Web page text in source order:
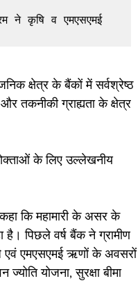
ने कृषि व एमएसएमई
क्षेत्र के बैंकों में सर्वश्रेष्ठ
तकनीकी ग्राह्यता के क्षेत्र
के लिए उल्लेखनीय
कि महामारी के असर के
है। पिछले वर्ष बैंक ने ग्रामीण
एवं एमएसएमई ऋणों के अवसरों
योजना, सुरक्षा बीमा